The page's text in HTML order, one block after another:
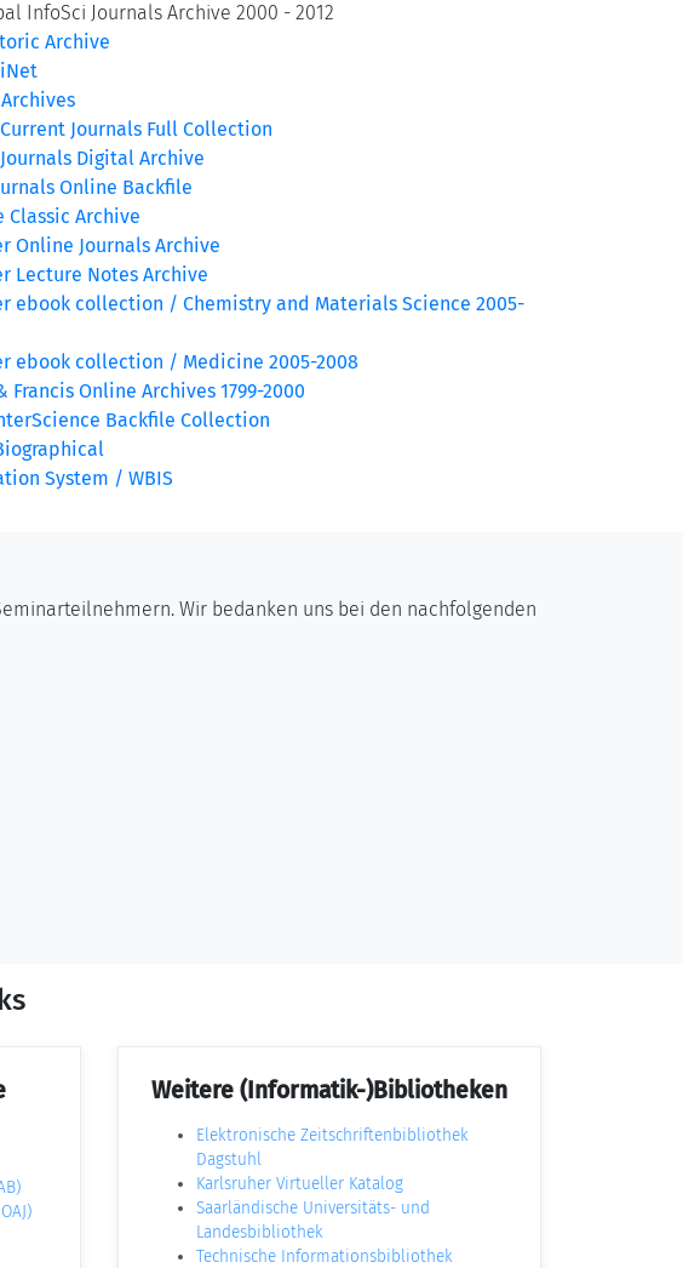
InfoSci Journals Archive 2000 - 2012
Archive
Journals Full Collection
Digital Archive
Online Backfile
Classic Archive
Online Journals Archive
Lecture Notes Archive
ebook collection / Chemistry and Materials Science 2005-
ebook collection / Medicine 2005-2008
Francis Online Archives 1799-2000
Backfile Collection
System / WBIS
Wir bedanken uns bei den nachfolgenden
Weitere (Informatik-)Bibliotheken
Elektronische Zeitschriftenbibliothek
Dagstuhl
Karlsruher Virtueller Katalog
Saarländische Universitäts- und
Landesbibliothek
Technische Informationsbibliothek